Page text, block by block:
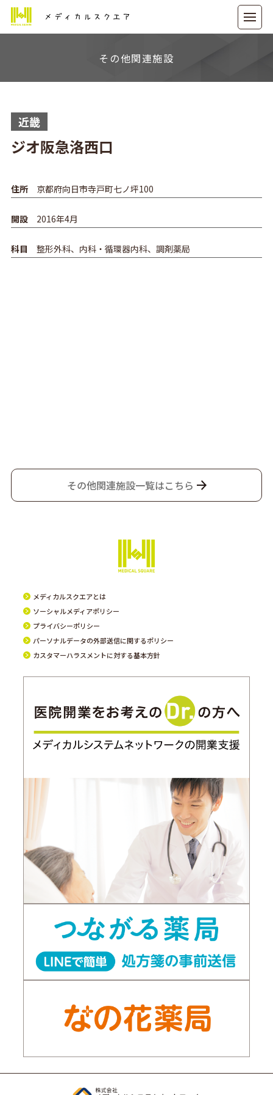
メディカルスクエア
その他関連施設
近畿
ジオ阪急洛西口
住所 京都府向日市寺戸町七ノ坪100
開設 2016年4月
科目 整形外科、内科・循環器内科、調剤薬局
その他関連施設一覧はこちら
メディカルスクエアとは
ソーシャルメディアポリシー
プライバシーポリシー
パーソナルデータの外部送信に関するポリシー
カスタマーハラスメントに対する基本方針